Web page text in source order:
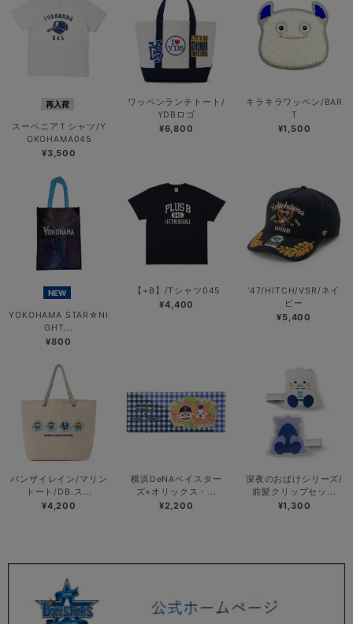
再入荷
スーベニアＴシャツ/Y
OKOHAMA045
¥3,500
ワッペンランチトート/
YDBロゴ
¥6,800
キラキラワッペン/BAR
T
¥1,500
NEW
YOKOHAMA STAR☆NI
GHT...
¥800
【+B】/Tシャツ045
¥4,400
’47/HITCH/VSR/ネイ
ビー
¥5,400
バンザイレイン/マリン
トート/DB.ス...
¥4,200
横浜DeNAベイスター
ズ×オリックス・...
¥2,200
深夜のおばけシリーズ/
前髪クリップセッ...
¥1,300